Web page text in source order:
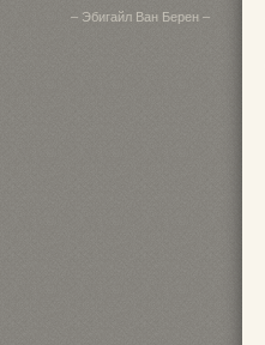
– Эбигайл Ван Берен –